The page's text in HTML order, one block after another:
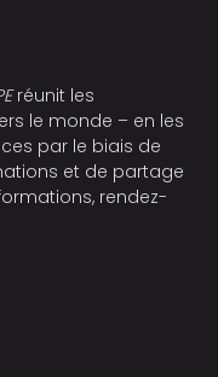
réunit les
le monde – en les
par le biais de
et de partage
rendez-